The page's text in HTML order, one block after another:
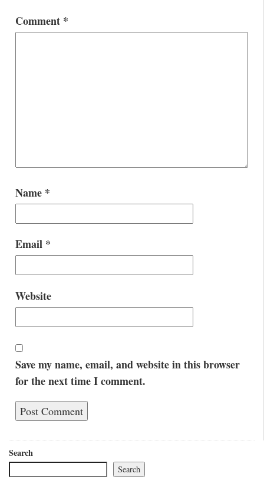
Comment *
Name *
Email *
Website
Save my name, email, and website in this browser
for the next time I comment.
Search
Search